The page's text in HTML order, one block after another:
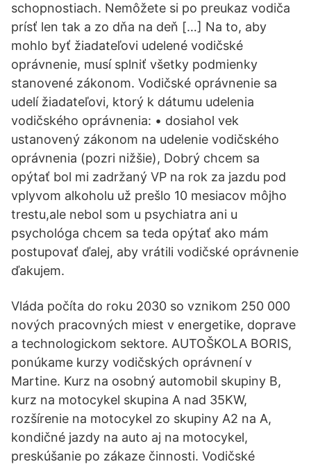
schopnostiach. Nemôžete si po preukaz vodiča
prísť len tak a zo dňa na deň […] Na to, aby
mohlo byť žiadateľovi udelené vodičské
oprávnenie, musí splniť všetky podmienky
stanovené zákonom. Vodičské oprávnenie sa
udelí žiadateľovi, ktorý k dátumu udelenia
vodičského oprávnenia: • dosiahol vek
ustanovený zákonom na udelenie vodičského
oprávnenia (pozri nižšie), Dobrý chcem sa
opýtať bol mi zadržaný VP na rok za jazdu pod
vplyvom alkoholu už prešlo 10 mesiacov môjho
trestu,ale nebol som u psychiatra ani u
psychológa chcem sa teda opýtať ako mám
postupovať ďalej, aby vrátili vodičské oprávnenie
ďakujem.
Vláda počíta do roku 2030 so vznikom 250 000
nových pracovných miest v energetike, doprave
a technologickom sektore. AUTOŠKOLA BORIS,
ponúkame kurzy vodičských oprávnení v
Martine. Kurz na osobný automobil skupiny B,
kurz na motocykel skupina A nad 35KW,
rozšírenie na motocykel zo skupiny A2 na A,
kondičné jazdy na auto aj na motocykel,
preskúšanie po zákaze činnosti. Vodičské